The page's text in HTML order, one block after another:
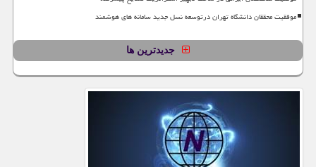
موفقیت محققان دانشگاه تهران درتوسعه نسل جدید سامانه های هوشمند
جدیدترین ها